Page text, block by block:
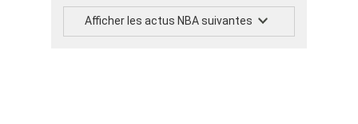
Afficher les actus NBA suivantes